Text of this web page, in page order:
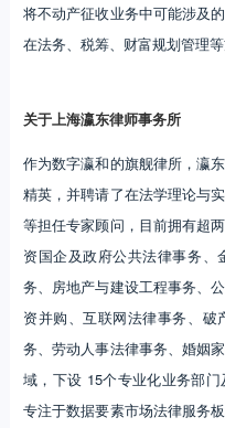
将不动产征收业务中可能涉及
在法务、税筹、财富规划管理等
关于上海瀛东律师事务所
作为数字瀛和的旗舰律所，瀛
精英，并聘请了在法学理论与
等担任专家顾问，目前拥有超
资国企及政府公共法律事务
务、房地产与建设工程事务、
资并购、互联网法律事务、
务、劳动人事法律事务、婚姻
域，下设 15个专业化业务部
专注于数据要素市场法律服务